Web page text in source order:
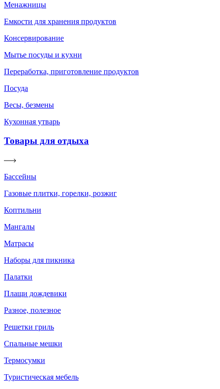
Менажницы
Емкости для хранения продуктов
Консервирование
Мытье посуды и кухни
Переработка, приготовление продуктов
Посуда
Весы, безмены
Кухонная утварь
Товары для отдыха
Бассейны
Газовые плитки, горелки, розжиг
Коптильни
Мангалы
Матрасы
Наборы для пикника
Палатки
Плащи дождевики
Разное, полезное
Решетки гриль
Спальные мешки
Термосумки
Туристическая мебель